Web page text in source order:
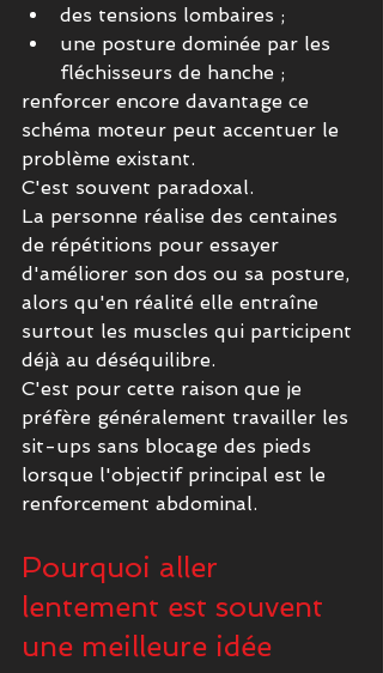
des tensions lombaires ;
une posture dominée par les
fléchisseurs de hanche ;
renforcer encore davantage ce
schéma moteur peut accentuer le
problème existant.
C'est souvent paradoxal.
La personne réalise des centaines
de répétitions pour essayer
d'améliorer son dos ou sa posture,
alors qu'en réalité elle entraîne
surtout les muscles qui participent
déjà au déséquilibre.
C'est pour cette raison que je
préfère généralement travailler les
sit-ups sans blocage des pieds
lorsque l'objectif principal est le
renforcement abdominal.
Pourquoi aller
lentement est souvent
une meilleure idée